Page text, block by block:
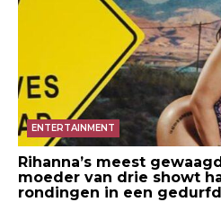
ENTERTAINMENT
Rihanna’s meest
moeder van drie showt
rondingen in een